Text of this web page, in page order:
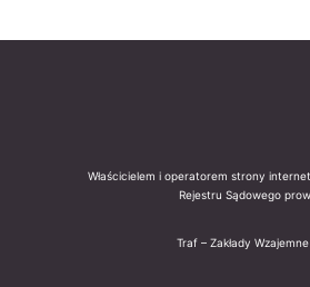
Właścicielem i operatorem strony
Rejestru Sądowego
Traf – Zakłady